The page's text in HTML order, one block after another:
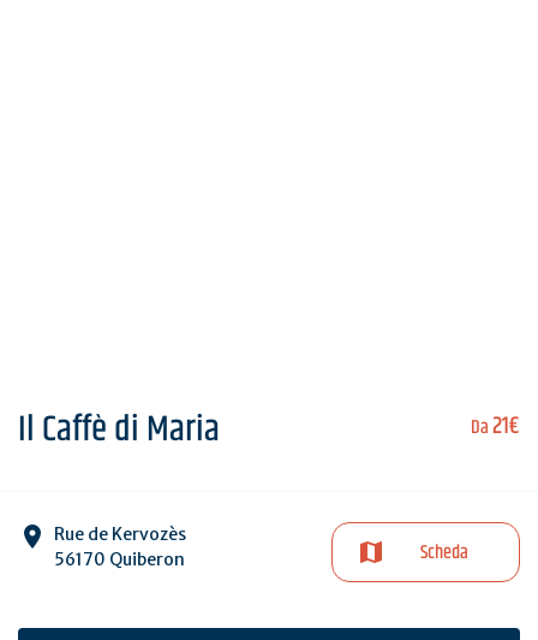
Da21€
Il Caffè di Maria
Rue de Kervozès
56170 Quiberon
Scheda